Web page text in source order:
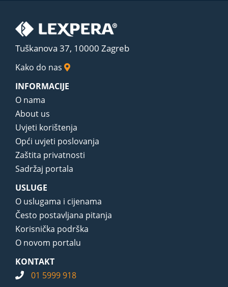
Tuškanova 37, 10000 Zagreb
Kako do nas
INFORMACIJE
O nama
About us
Uvjeti korištenja
Opći uvjeti poslovanja
Zaštita privatnosti
Sadržaj portala
USLUGE
O uslugama i cijenama
Često postavljana pitanja
Korisnička podrška
O novom portalu
KONTAKT
01 5999 918